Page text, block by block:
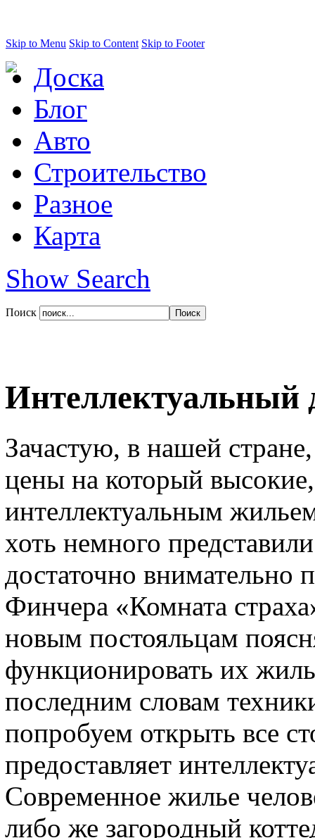
Skip to Menu Skip to Content Skip to Footer
Доска
Блог
Авто
Строительство
Разное
Карта
Show Search
Поиск
Интеллектуальный
Зачастую, в нашей
цены на который
интеллектуальным
хоть немного
достаточно внимательно
Финчера «Комната
новым постояльцам
функционировать их
последним словам
попробуем открыть все
предоставляет
Современное жилье
либо же загородный